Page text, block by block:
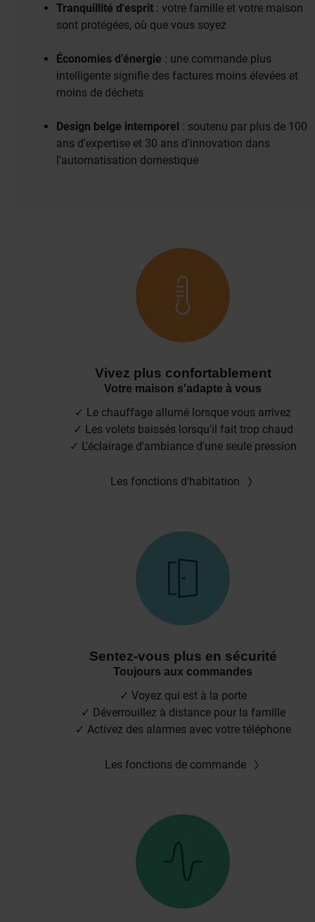
Tranquillité d'esprit : votre famille et votre maison
sont protégées, où que vous soyez
Économies d’énergie : une commande plus
intelligente signifie des factures moins élevées et
moins de déchets
Design belge intemporel : soutenu par plus de 100
ans d'expertise et 30 ans d'innovation dans
l'automatisation domestique
Vivez plus confortablement
Votre maison s'adapte à vous
✓ Le chauffage allumé lorsque vous arrivez
✓ Les volets baissés lorsqu'il fait trop chaud
✓ L'éclairage d'ambiance d'une seule pression
Les fonctions d'habitation
Sentez-vous plus en sécurité
Toujours aux commandes
✓ Voyez qui est à la porte
✓ Déverrouillez à distance pour la famille
✓ Activez des alarmes avec votre téléphone
Les fonctions de commande